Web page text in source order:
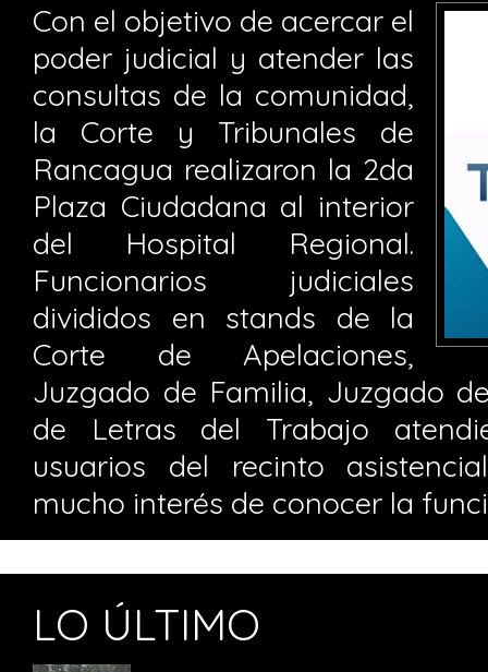
Con el objetivo de acercar el
poder judicial y atender las
consultas de la comunidad,
la Corte y Tribunales de
Rancagua realizaron la 2da
Plaza Ciudadana al interior
del Hospital Regional.
Funcionarios judiciales
divididos en stands de la
Corte de Apelaciones,
Juzgado de Familia, Juzgado
de Letras del Trabajo
usuarios del recinto
mucho interés de conocer la
LO ÚLTIMO